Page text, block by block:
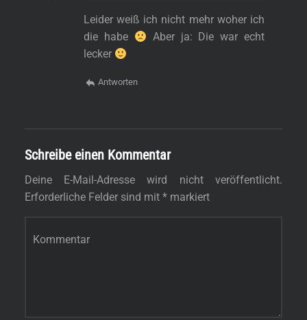
Leider weiß ich nicht mehr woher ich
die habe
Aber ja: Die war echt
lecker
Antworten
Schreibe einen Kommentar
Deine E-Mail-Adresse wird nicht veröffentlicht.
Erforderliche Felder sind mit *markiert